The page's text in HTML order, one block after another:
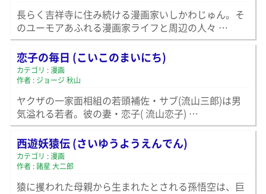
長らく吉祥寺に住み続ける漫画家いしかわじゅん。そ
のユーモアあふれる漫画家ライフと周辺の人々 …
恋子の毎日 (こいこのまいにち)
カテゴリ : 漫画
作者 : ジョージ 秋山
ヤクザの一家面相組の若頭補佐・サブ(流山三郎)は男
気溢れる若者。彼の妻・恋子( 流山恋子) …
西遊妖猿伝 (さいゆうようえんでん)
カテゴリ : 漫画
作者 : 諸星 大二郎
猿に攫われた母親から生まれたとされる孫悟空は、巨